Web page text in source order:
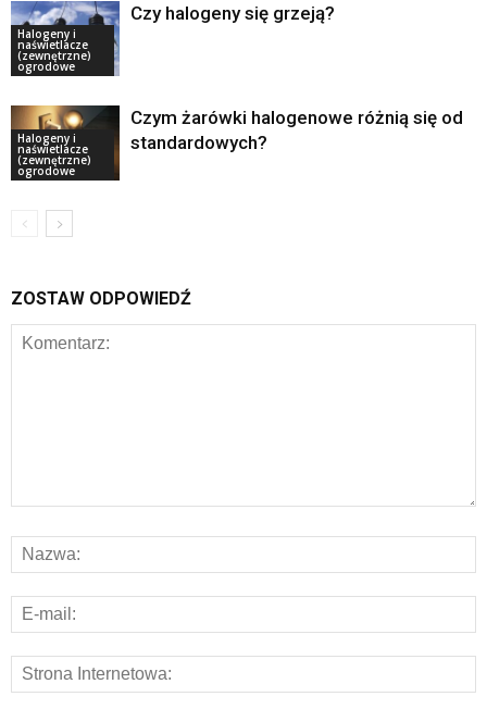
Halogeny i
naświetlacze
(zewnętrzne)
ogrodowe
Czy halogeny się grzeją?
Halogeny i
naświetlacze
(zewnętrzne)
ogrodowe
Czym żarówki halogenowe różnią się od
standardowych?
ZOSTAW ODPOWIEDŹ